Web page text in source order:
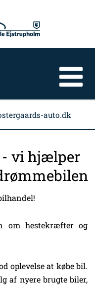
auto.dk
- vi hjælper
om hestekræfter og
oplevelse at købe bil.
af nyere brugte biler,